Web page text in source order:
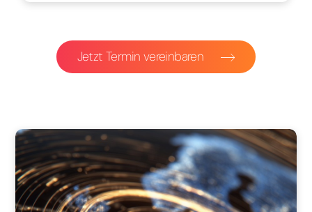
Jetzt Termin vereinbaren